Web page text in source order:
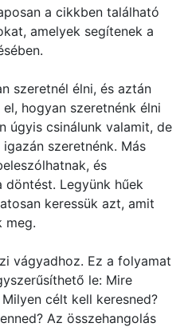
a cikkben található
amelyek segítenek a
szeretnél élni, és aztán
hogyan szeretnénk élni
úgyis csinálunk valamit, de
szeretnénk. Más
és
döntést. Legyünk hűek
keressük azt, amit
meg.
vágyadhoz. Ez a folyamat
le: Mire
célt kell keresned?
Az összehangolás